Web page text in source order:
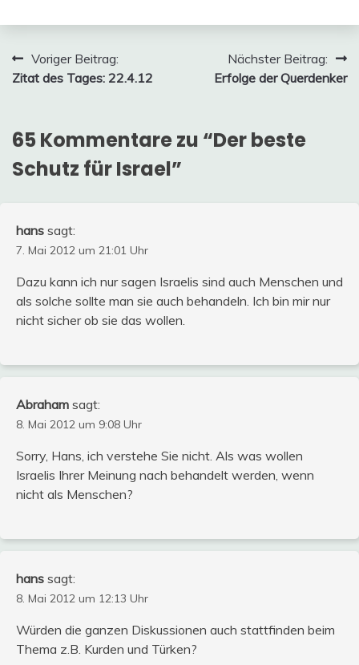
Beitragsnavigation
Voriger Beitrag:
Zitat des Tages: 22.4.12
Nächster Beitrag:
Erfolge der Querdenker
65 Kommentare zu “Der beste
Schutz für Israel”
hans sagt:
7. Mai 2012 um 21:01 Uhr
Dazu kann ich nur sagen Israelis sind auch Menschen und
als solche sollte man sie auch behandeln. Ich bin mir nur
nicht sicher ob sie das wollen.
Abraham sagt:
8. Mai 2012 um 9:08 Uhr
Sorry, Hans, ich verstehe Sie nicht. Als was wollen
Israelis Ihrer Meinung nach behandelt werden, wenn
nicht als Menschen?
hans sagt:
8. Mai 2012 um 12:13 Uhr
Würden die ganzen Diskussionen auch stattfinden beim
Thema z.B. Kurden und Türken?